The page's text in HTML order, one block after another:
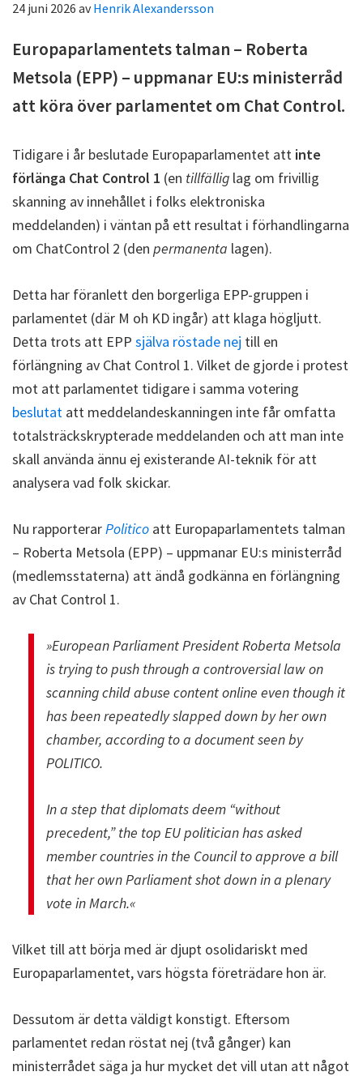
24 juni 2026 avHenrik Alexandersson
Europaparlamentets talman – Roberta
Metsola (EPP) – uppmanar EU:s ministerråd
att köra över parlamentet om Chat Control.
Tidigare i år beslutade Europaparlamentet att inte
förlänga Chat Control 1 (en tillfällig lag om frivillig
skanning av innehållet i folks elektroniska
meddelanden) i väntan på ett resultat i förhandlingarna
om ChatControl 2 (den permanenta lagen).
Detta har föranlett den borgerliga EPP-gruppen i
parlamentet (där M oh KD ingår) att klaga högljutt.
Detta trots att EPP själva röstade nej till en
förlängning av Chat Control 1. Vilket de gjorde i protest
mot att parlamentet tidigare i samma votering
beslutat att meddelandeskanningen inte får omfatta
totalsträckskrypterade meddelanden och att man inte
skall använda ännu ej existerande AI-teknik för att
analysera vad folk skickar.
Nu rapporterarPolitico att Europaparlamentets talman
– Roberta Metsola (EPP) – uppmanar EU:s ministerråd
(medlemsstaterna) att ändå godkänna en förlängning
av Chat Control 1.
»European Parliament President Roberta Metsola
is trying to push through a controversial law on
scanning child abuse content online even though it
has been repeatedly slapped down by her own
chamber, according to a document seen by
POLITICO.
In a step that diplomats deem “without
precedent,” the top EU politician has asked
member countries in the Council to approve a bill
that her own Parliament shot down in a plenary
vote in March.«
Vilket till att börja med är djupt osolidariskt med
Europaparlamentet, vars högsta företrädare hon är.
Dessutom är detta väldigt konstigt. Eftersom
parlamentet redan röstat nej (två gånger) kan
ministerrådet säga ja hur mycket det vill utan att något